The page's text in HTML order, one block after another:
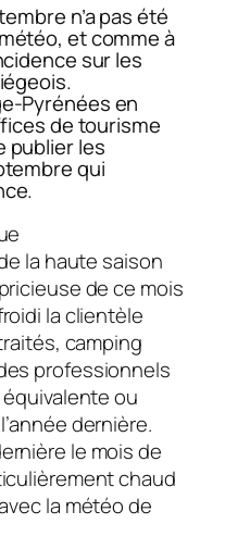
n’a pas été
et comme à
sur les
Pyrénées en
de tourisme
publier les
qui
la haute saison
de ce mois
la clientèle
camping
professionnels
ou
dernière.
le mois de
chaud
la météo de